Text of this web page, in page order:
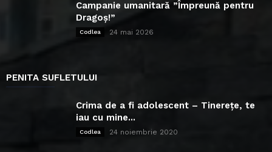
Campanie umanitară ”Împreună pentru
Dragoș!”
Codlea 24 mai 2026
PENITA SUFLETULUI
Crima de a fi adolescent – Tinerețe, te
iau cu mine...
Codlea 24 noiembrie 2020